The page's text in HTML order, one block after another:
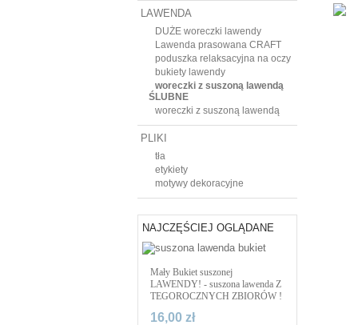
LAWENDA
DUŻE woreczki lawendy
Lawenda prasowana CRAFT
poduszka relaksacyjna na oczy
bukiety lawendy
woreczki z suszoną lawendą
ŚLUBNE
woreczki z suszoną lawendą
PLIKI
tła
etykiety
motywy dekoracyjne
NAJCZĘŚCIEJ OGLĄDANE
Mały Bukiet suszonej
LAWENDY! - suszona lawenda Z
TEGOROCZNYCH ZBIORÓW !
16,00 zł